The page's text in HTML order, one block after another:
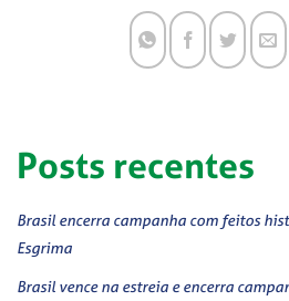
Posts recentes
Brasil encerra campanha com feitos
Esgrima
Brasil vence na estreia e encerra